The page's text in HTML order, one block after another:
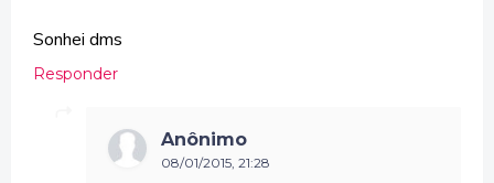
Sonhei dms
Responder
Anônimo
08/01/2015, 21:28